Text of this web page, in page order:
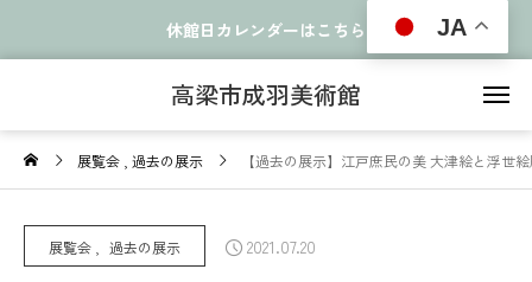
休館日カレンダーはこちら
高梁市成羽美術館
展覧会 過去の展示 【過去の展示】江戸庶民の美 大津絵と浮世
展覧会 過去の展示 2021.07.20
JA